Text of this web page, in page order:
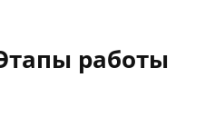
работы